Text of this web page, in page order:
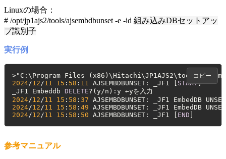
Linuxの場合：
# /opt/jp1ajs2/tools/ajsembdbunset -e -id 組み込みDBセットアッ
プ識別子
実行例
>"C:\Program Files
2024/12 /11 15 : 58 : 11 AJSEMBDBUNSET: _JF1 [ START]
_JF1 Embeddb DELETE?(y/
2024/12 /11 15 : 58 : 37 AJSEMBDBUNSET: _JF1 EmbedDB
2024/12 /11 15 : 58 : 49 AJSEMBDBUNSET: _JF1 EmbedDB
2024/12 /11 15 : 58 : 50 AJSEMBDBUNSET: _JF1 [ END
コピー
参考マニュアル